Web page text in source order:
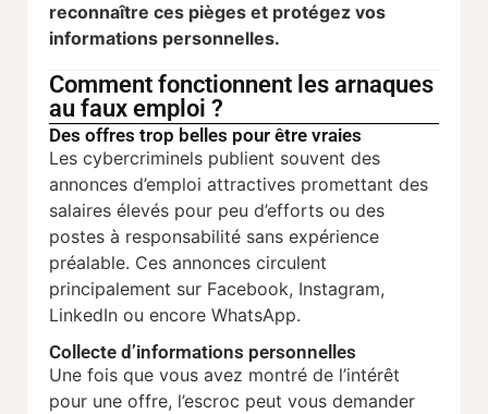
reconnaître ces pièges et protégez vos
informations personnelles.
Comment fonctionnent les arnaques
au faux emploi ?
Des offres trop belles pour être vraies
Les cybercriminels publient souvent des
annonces d’emploi attractives promettant des
salaires élevés pour peu d’efforts ou des
postes à responsabilité sans expérience
préalable. Ces annonces circulent
principalement sur Facebook, Instagram,
LinkedIn ou encore WhatsApp.
Collecte d’informations personnelles
Une fois que vous avez montré de l’intérêt
pour une offre, l’escroc peut vous demander